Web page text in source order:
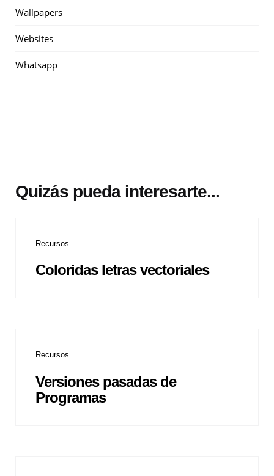
Wallpapers
Websites
Whatsapp
Quizás pueda interesarte...
Recursos
Coloridas letras vectoriales
Recursos
Versiones pasadas de
Programas